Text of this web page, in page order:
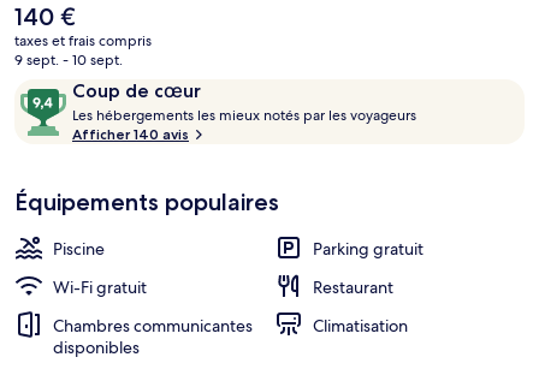
Le
prix
actuel
de
140 €.
140 €
taxes et frais compris
9 sept. - 10 sept.
Avis
voyageurs
Coup de cœur
9,4
sur
10,
cœur
Les hébergements les mieux notés par les voyageurs
b
Afficher 140 avis
Équipements populaires
Piscine
Parking gratuit
Wi-Fi gratuit
Restaurant
Chambres communicantes
disponibles
Climatisation